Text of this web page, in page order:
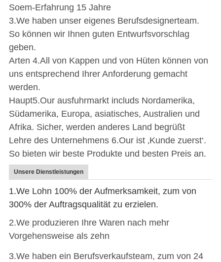
Soem-Erfahrung 15 Jahre
3.We haben unser eigenes Berufsdesignerteam.
So können wir Ihnen guten Entwurfsvorschlag
geben.
Arten 4.All von Kappen und von Hüten können von
uns entsprechend Ihrer Anforderung gemacht
werden.
Haupt5.Our ausfuhrmarkt includs Nordamerika,
Südamerika, Europa, asiatisches, Australien und
Afrika. Sicher, werden anderes Land begrüßt
Lehre des Unternehmens 6.Our ist ‚Kunde zuerst‘.
So bieten wir beste Produkte und besten Preis an.
Unsere Dienstleistungen
1.We Lohn 100% der Aufmerksamkeit, zum von
300% der Auftragsqualität zu erzielen.
2.We produzieren Ihre Waren nach mehr
Vorgehensweise als zehn
3.We haben ein Berufsverkaufsteam, zum von 24